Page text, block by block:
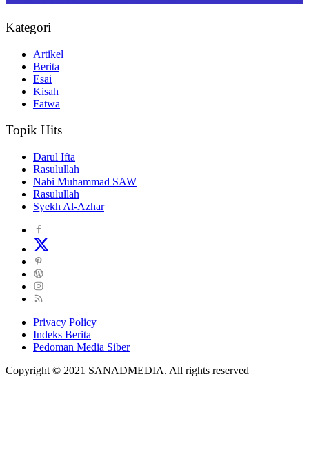
Kategori
Artikel
Berita
Esai
Kisah
Fatwa
Topik Hits
Darul Ifta
Rasulullah
Nabi Muhammad SAW
Rasulullah
Syekh Al-Azhar
Privacy Policy
Indeks Berita
Pedoman Media Siber
Copyright © 2021 SANADMEDIA. All rights reserved